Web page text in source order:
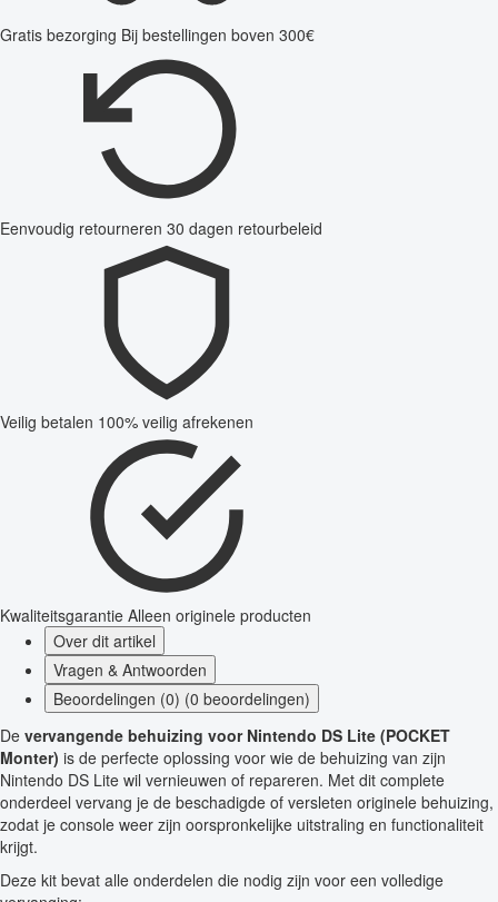
Gratis bezorging Bij bestellingen boven 300€
Eenvoudig retourneren 30 dagen retourbeleid
Veilig betalen 100% veilig afrekenen
Kwaliteitsgarantie Alleen originele producten
Over dit artikel
Vragen & Antwoorden
Beoordelingen (0) (0 beoordelingen)
De vervangende behuizing voor Nintendo DS Lite (POCKET
Monter) is de perfecte oplossing voor wie de behuizing van zijn
Nintendo DS Lite wil vernieuwen of repareren. Met dit complete
onderdeel vervang je de beschadigde of versleten originele behuizing,
zodat je console weer zijn oorspronkelijke uitstraling en functionaliteit
krijgt.
Deze kit bevat alle onderdelen die nodig zijn voor een volledige